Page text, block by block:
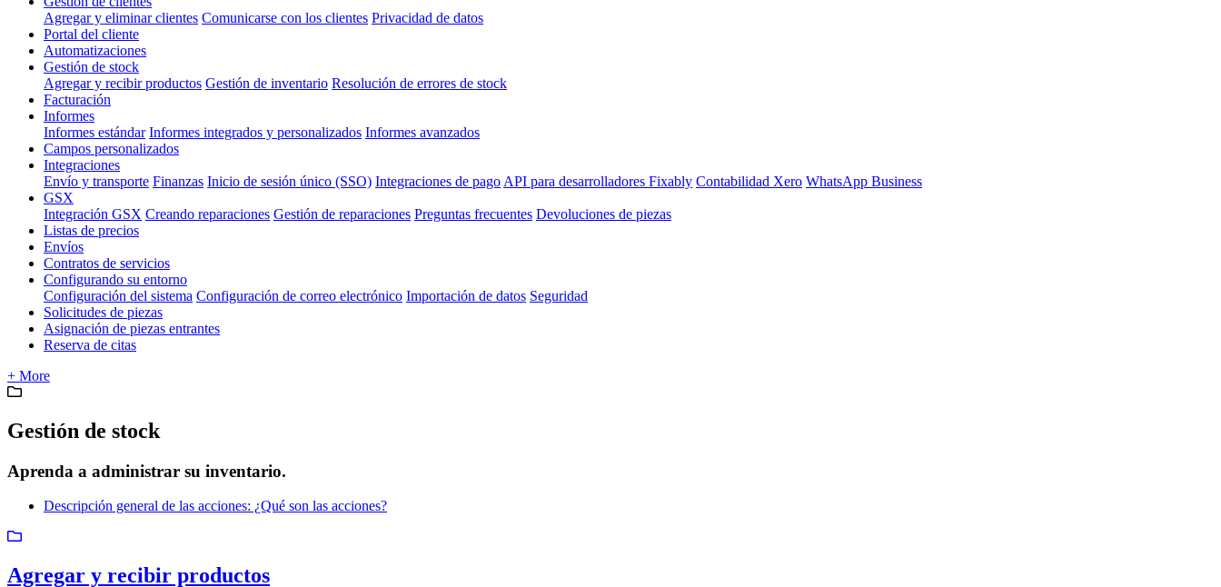
Agregar y eliminar clientes Comunicarse con los clientes Privacidad de datos
Portal del cliente
Automatizaciones
Gestión de stock
Agregar y recibir productos Gestión de inventario Resolución de errores de stock
Facturación
Informes
Informes estándar Informes integrados y personalizados Informes avanzados
Campos personalizados
Integraciones
Envío y transporte Finanzas Inicio de sesión único (SSO) Integraciones de pago API para desarrolladores Fixably Contabilidad Xero WhatsApp Business
GSX
Integración GSX Creando reparaciones Gestión de reparaciones Preguntas frecuentes Devoluciones de piezas
Listas de precios
Envíos
Contratos de servicios
Configurando su entorno
Configuración del sistema Configuración de correo electrónico Importación de datos Seguridad
Solicitudes de piezas
Asignación de piezas entrantes
Reserva de citas
+ More
Gestión de stock
Aprenda a administrar su inventario.
Descripción general de las acciones: ¿Qué son las acciones?
Agregar y recibir productos